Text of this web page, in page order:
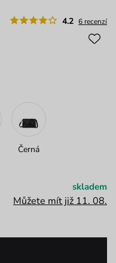
4.2 6 recenzí
Černá
skladem
Můžete mít již 11. 08.